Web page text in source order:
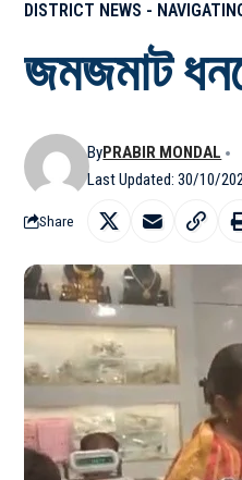
DISTRICT NEWS -
জমজমাট
Last Updated: 30/10/
ByPRABIR MONDAL
Share